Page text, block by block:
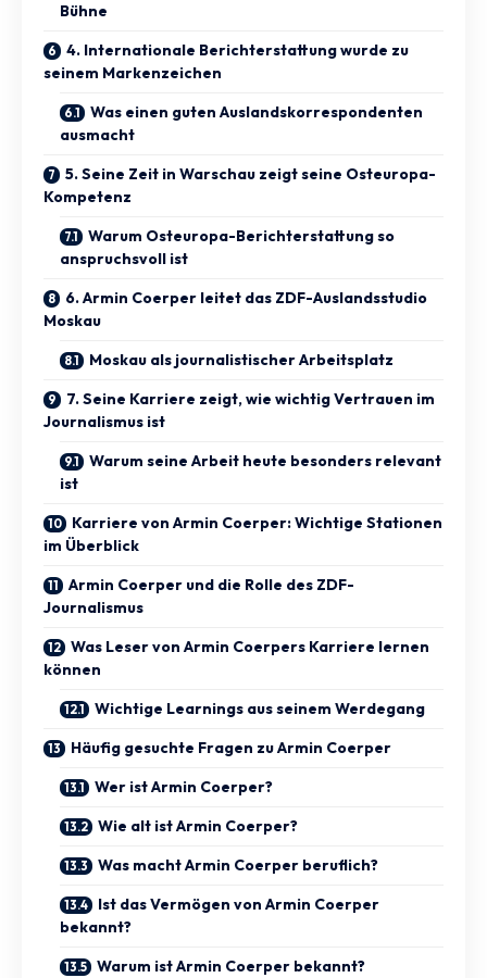
Bühne
4. Internationale Berichterstattung wurde zu
seinem Markenzeichen
Was einen guten Auslandskorrespondenten
ausmacht
5. Seine Zeit in Warschau zeigt seine Osteuropa-
Kompetenz
Warum Osteuropa-Berichterstattung so
anspruchsvoll ist
6. Armin Coerper leitet das ZDF-Auslandsstudio
Moskau
Moskau als journalistischer Arbeitsplatz
7. Seine Karriere zeigt, wie wichtig Vertrauen im
Journalismus ist
Warum seine Arbeit heute besonders relevant
ist
Karriere von Armin Coerper: Wichtige Stationen
im Überblick
Armin Coerper und die Rolle des ZDF-
Journalismus
Was Leser von Armin Coerpers Karriere lernen
können
Wichtige Learnings aus seinem Werdegang
Häufig gesuchte Fragen zu Armin Coerper
Wer ist Armin Coerper?
Wie alt ist Armin Coerper?
Was macht Armin Coerper beruflich?
Ist das Vermögen von Armin Coerper
bekannt?
Warum ist Armin Coerper bekannt?